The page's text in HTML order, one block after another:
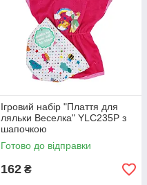
Ігровий набір "Плаття для
ляльки Веселка" YLC235P з
шапочкою
Готово до відправки
162 ₴